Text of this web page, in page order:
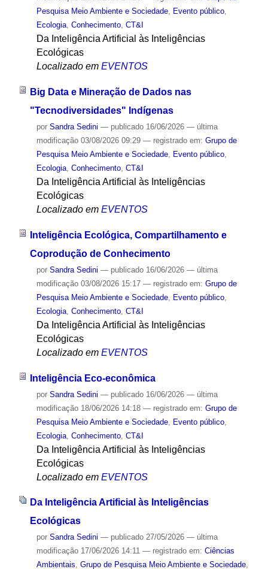
Pesquisa Meio Ambiente e Sociedade, Evento público,
Ecologia, Conhecimento, CT&I
Da Inteligência Artificial às Inteligências
Ecológicas
Localizado em EVENTOS
Big Data e Mineração de Dados nas
"Tecnodiversidades" Indígenas
por Sandra Sedini — publicado16/06/2026 — última
modificação03/08/2026 09:29 — registrado em: Grupo de
Pesquisa Meio Ambiente e Sociedade, Evento público,
Ecologia, Conhecimento, CT&I
Da Inteligência Artificial às Inteligências
Ecológicas
Localizado em EVENTOS
Inteligência Ecológica, Compartilhamento e
Coprodução de Conhecimento
por Sandra Sedini — publicado16/06/2026 — última
modificação03/08/2026 15:17 — registrado em: Grupo de
Pesquisa Meio Ambiente e Sociedade, Evento público,
Ecologia, Conhecimento, CT&I
Da Inteligência Artificial às Inteligências
Ecológicas
Localizado em EVENTOS
Inteligência Eco-econômica
por Sandra Sedini — publicado16/06/2026 — última
modificação18/06/2026 14:18 — registrado em: Grupo de
Pesquisa Meio Ambiente e Sociedade, Evento público,
Ecologia, Conhecimento, CT&I
Da Inteligência Artificial às Inteligências
Ecológicas
Localizado em EVENTOS
Da Inteligência Artificial às Inteligências
Ecológicas
por Sandra Sedini — publicado27/05/2026 — última
modificação17/06/2026 14:11 — registrado em: Ciências
Ambientais, Grupo de Pesquisa Meio Ambiente e Sociedade,